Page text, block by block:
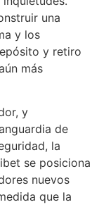
una
y los
y retiro
más
y
de
la
se posiciona
nuevos
que la